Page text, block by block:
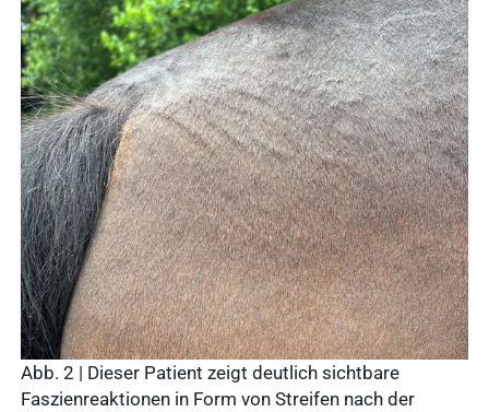
Abb. 2 | Dieser Patient zeigt deutlich sichtbare
Faszienreaktionen in Form von Streifen nach der